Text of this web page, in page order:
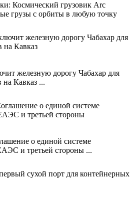
Космический грузовик Arc
грузы с орбиты в любую точку
железную дорогу Чабахар для
на Кавказ ...
о единой системе
и третьей стороны ...